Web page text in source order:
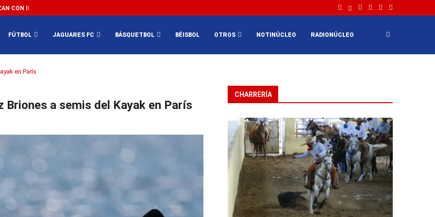
CON IMPEDIR EL MÉXICO VS SUDÁFRICA...
FÚTBOL JAGUARES FC BÁSQUETBOL BÉISBOL OTROS NOTINÚCLEO RADIONÚCLEO
en París
Briones a semis del Kayak en París
CHARRERÍA